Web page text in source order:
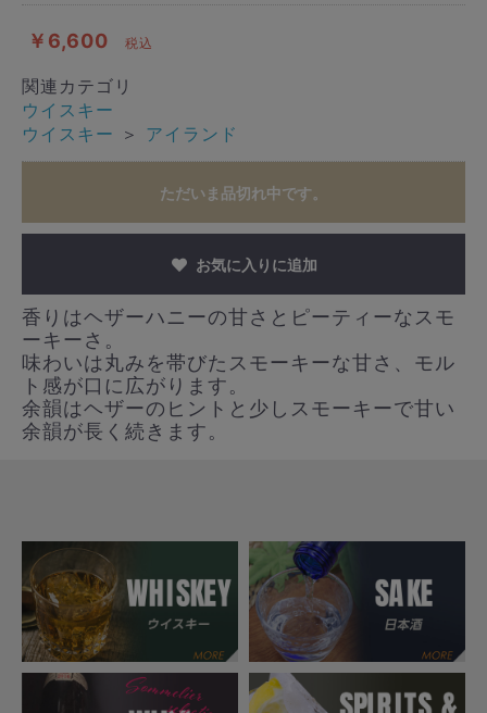
￥6,600 税込
関連カテゴリ
ウイスキー
ウイスキー ＞ アイランド
ただいま品切れ中です。
お気に入りに追加
香りはヘザーハニーの甘さとピーティーなスモ
ーキーさ。
味わいは丸みを帯びたスモーキーな甘さ、モル
ト感が口に広がります。
余韻はヘザーのヒントと少しスモーキーで甘い
余韻が長く続きます。